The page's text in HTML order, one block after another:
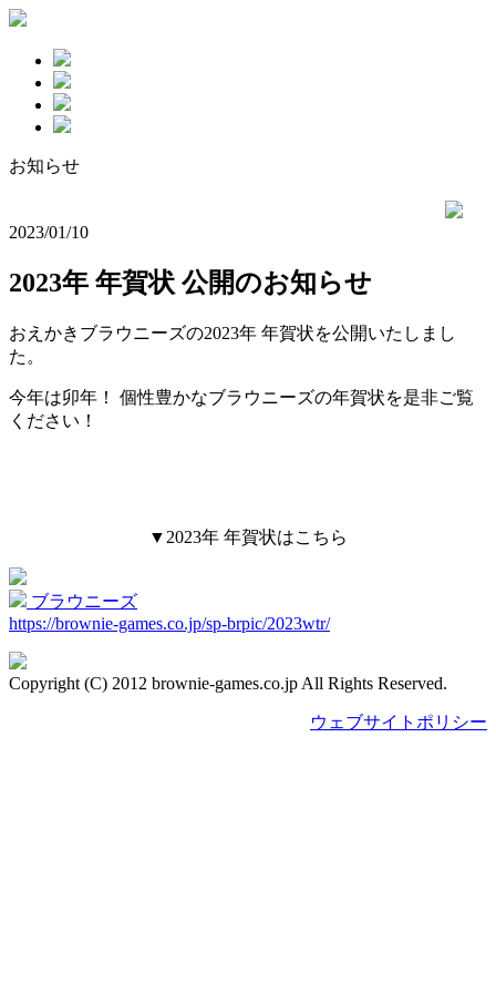
お知らせ
2023/01/10
2023年 年賀状 公開のお知らせ
おえかきブラウニーズの2023年 年賀状を公開いたしまし
た。
今年は卯年！ 個性豊かなブラウニーズの年賀状を是非ご覧
ください！
▼2023年 年賀状はこちら
ブラウニーズ
https://brownie-games.co.jp/sp-brpic/2023wtr/
Copyright (C) 2012 brownie-games.co.jp All Rights Reserved.
ウェブサイトポリシー